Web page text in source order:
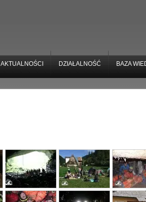
AKTUALNOŚCI DZIAŁALNOŚĆ BAZA